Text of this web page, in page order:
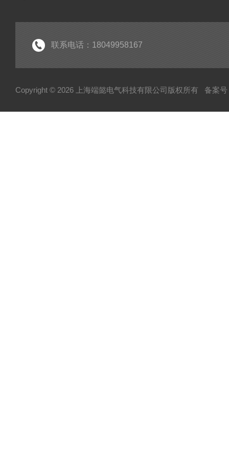
联系电话：18049958167
Copyright © 2026 上海端懿电气科技有限公司版权所有 备案号